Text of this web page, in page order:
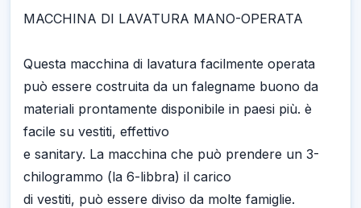
MACCHINA DI LAVATURA MANO-OPERATA
Questa macchina di lavatura facilmente operata
può essere costruita da un falegname buono da
materiali prontamente disponibile in paesi più. è
facile su vestiti, effettivo
e sanitary. La macchina che può prendere un 3-
chilogrammo (la 6-libbra) il carico
di vestiti, può essere diviso da molte famiglie.